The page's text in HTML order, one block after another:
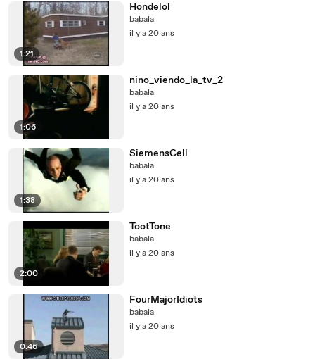
1:21
Hondelol
babala
il y a 20 ans
1:06
nino_viendo_la_tv_2
babala
il y a 20 ans
1:38
SiemensCell
babala
il y a 20 ans
2:00
TootTone
babala
il y a 20 ans
0:46
FourMajorIdiots
babala
il y a 20 ans